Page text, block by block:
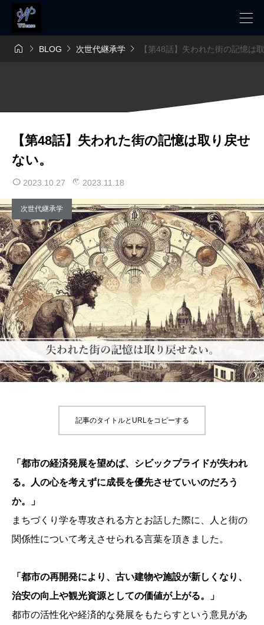
  BLOG  次世代継承学  【第48話】失われた街の記憶は
【第48話】失われた街の記憶は取り戻せ
ない。
2023.10.27 2023.11.18
次世代継承学
記事のタイトルとURLをコピーする
「都市の経済発展を望めば、シビックプライドが失われ
る。人の心を考えずに成長を優先させていいのだろう
か。」
まちづくり学を専攻される方とお話した際に、人と街の
関係性について考えさせられる言葉を頂きました。
「都市の再開発により、古い建物や施設が新しくなり、
治安の向上や観光資源としての価値が上がる。」
都市の活性化や経済的な発展をもたらすという意見があ